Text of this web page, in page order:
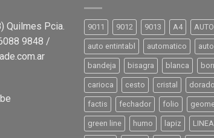
Quilmes Pcia.
9848 /
9011 9012 9013 A4
auto entintabl automatico
bandeja bisagra blanca
carioca cesto cristal dorado
factis fechador folio
green line humo lapiz